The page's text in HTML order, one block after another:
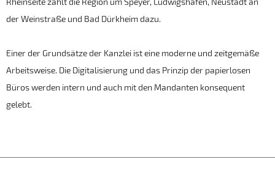
der Weinstraße und Bad Dürkheim dazu.
Einer der Grundsätze der Kanzlei ist eine moderne und zeitgemäße
Arbeitsweise. Die Digitalisierung und das Prinzip der papierlosen
Büros werden intern und auch mit den Mandanten konsequent
gelebt.